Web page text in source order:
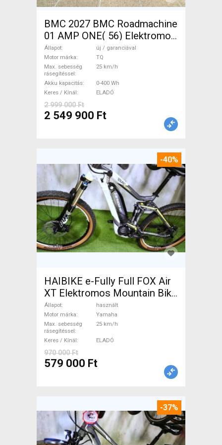
BMC 2027 BMC Roadmachine
01 AMP ONE( 56) Elektromos
Országúti / Gravel TQ új /
garanciával ELADÓ
Állapot
új / garanciával
Motor márka
TQ
Max. sebesség
rásegítéssel
25 km/h
Akku kapacitás
0-400 Wh
Keres / Kínál
ELADÓ
2 999 000 Ft
2 549 900 Ft
-40%
HAIBIKE e-Fully Full FOX Air
XT Elektromos Mountain Bike
össztelós / fully Yamaha
használt ELADÓ
Állapot
használt
Motor márka
Yamaha
Max. sebesség
rásegítéssel
25 km/h
Keres / Kínál ELADÓ
970 000 Ft
579 000 Ft
-37%